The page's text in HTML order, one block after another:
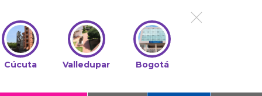
Cúcuta Valledupar Bogotá